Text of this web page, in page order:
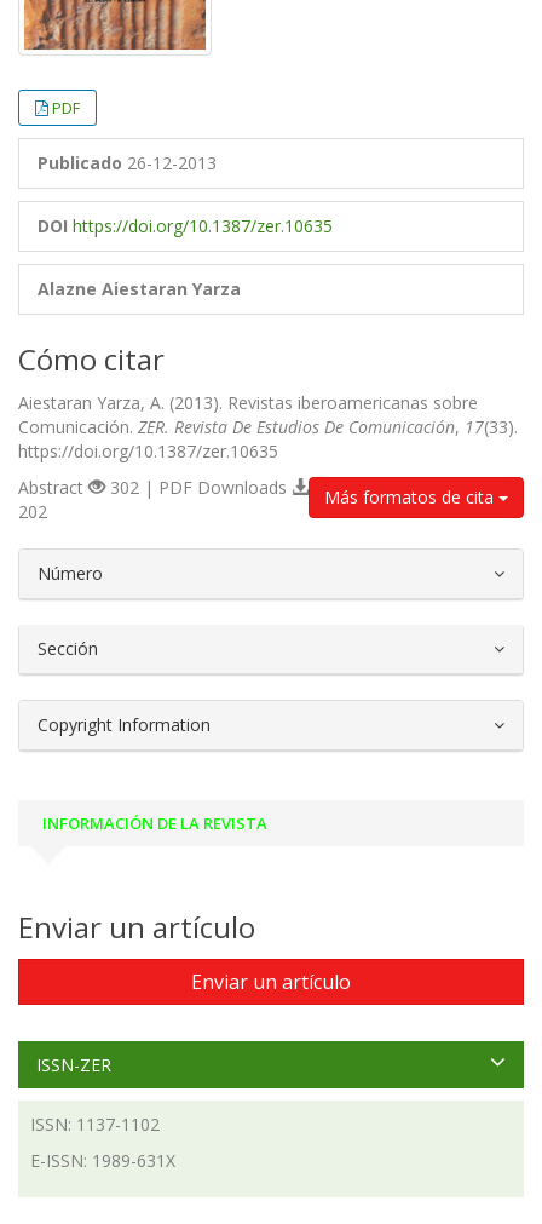
PDF
Publicado 26-12-2013
DOI https://doi.org/10.1387/zer.10635
Alazne Aiestaran Yarza
Cómo citar
Aiestaran Yarza, A. (2013). Revistas iberoamericanas sobre
Comunicación. ZER. Revista De Estudios De Comunicación, 17(33).
https://doi.org/10.1387/zer.10635
Más formatos de cita
Abstract
302 | PDF Downloads
202
Número
Sección
Copyright Information
INFORMACIÓN DE LA REVISTA
Enviar un artículo
Enviar un artículo
ISSN-ZER
ISSN: 1137-1102
E-ISSN: 1989-631X